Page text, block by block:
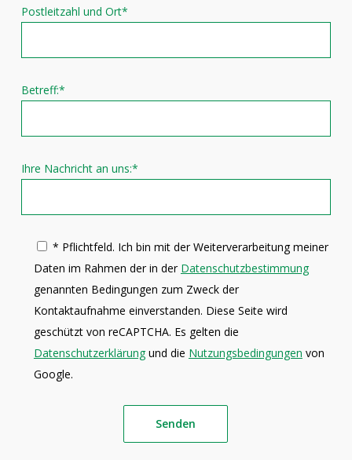
Postleitzahl und Ort*
Betreff:*
Ihre Nachricht an uns:*
* Pflichtfeld. Ich bin mit der Weiterverarbeitung meiner
Daten im Rahmen der in der Datenschutzbestimmung
genannten Bedingungen zum Zweck der
Kontaktaufnahme einverstanden. Diese Seite wird
geschützt von reCAPTCHA. Es gelten die
Datenschutzerklärungund die Nutzungsbedingungen von
Google.